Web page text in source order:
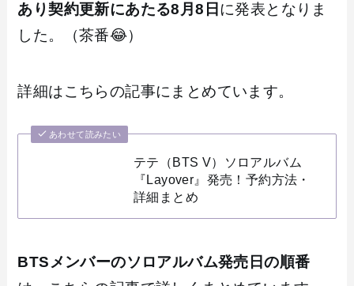
あり契約更新にあたる8月8日 に発表となりま
した。（茶番😂）
詳細はこちらの記事にまとめています。
あわせて読みたい
テテ（BTS V）ソロアルバム
『Layover』発売！予約方法・
詳細まとめ
BTSメンバーのソロアルバム発売日の順番